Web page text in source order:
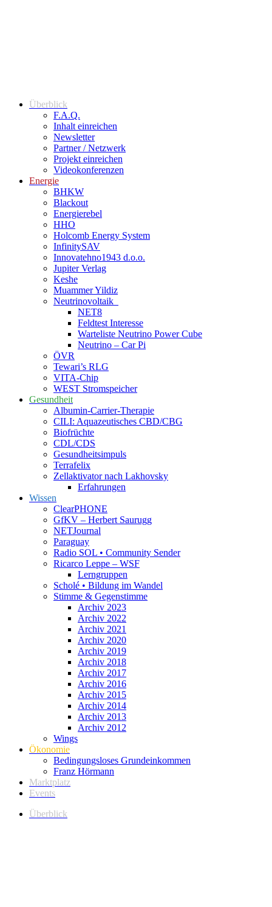
Überblick
F.A.Q.
Inhalt einreichen
Newsletter
Partner / Netzwerk
Projekt einreichen
Videokonferenzen
Energie
BHKW
Blackout
Energierebel
HHO
Holcomb Energy System
InfinitySAV
Innovatehno1943 d.o.o.
Jupiter Verlag
Keshe
Muammer Yildiz
Neutrinovoltaik
NET8
Feldtest Interesse
Warteliste Neutrino Power Cube
Neutrino – Car Pi
ÖVR
Tewari’s RLG
VITA-Chip
WEST Stromspeicher
Gesundheit
Albumin-Carrier-Therapie
CILI: Aquazeutisches CBD/CBG
Biofrüchte
CDL/CDS
Gesundheitsimpuls
Terrafelix
Zellaktivator nach Lakhovsky
Erfahrungen
Wissen
ClearPHONE
GfKV – Herbert Saurugg
NETJournal
Paraguay
Radio SOL • Community Sender
Ricarco Leppe – WSF
Lerngruppen
Scholé • Bildung im Wandel
Stimme & Gegenstimme
Archiv 2023
Archiv 2022
Archiv 2021
Archiv 2020
Archiv 2019
Archiv 2018
Archiv 2017
Archiv 2016
Archiv 2015
Archiv 2014
Archiv 2013
Archiv 2012
Wings
Ökonomie
Bedingungsloses Grundeinkommen
Franz Hörmann
Marktplatz
Events
Überblick